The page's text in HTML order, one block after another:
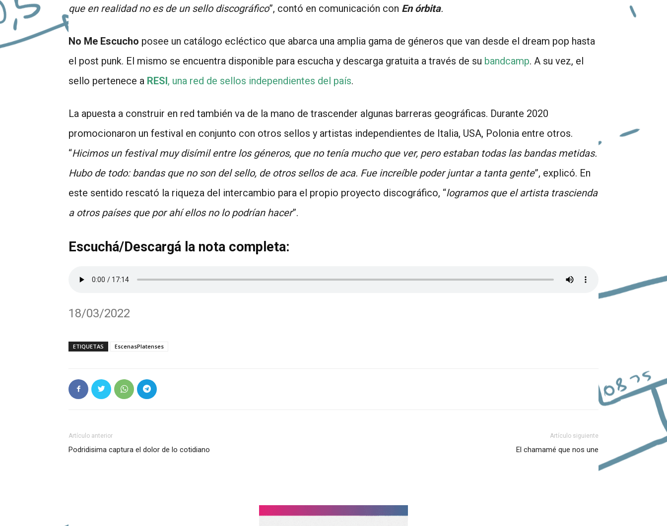
que en realidad no es de un sello discográfico”, contó en comunicación con En órbita.
No Me Escucho posee un catálogo ecléctico que abarca una amplia gama de géneros que van desde el dream pop hasta
el post punk. El mismo se encuentra disponible para escucha y descarga gratuita a través de su bandcamp. A su vez, el
sello pertenece a RESI, una red de sellos independientes del país.
La apuesta a construir en red también va de la mano de trascender algunas barreras geográficas. Durante 2020
promocionaron un festival en conjunto con otros sellos y artistas independientes de Italia, USA, Polonia entre otros.
“Hicimos un festival muy disímil entre los géneros, que no tenía mucho que ver, pero estaban todas las bandas metidas.
Hubo de todo: bandas que no son del sello, de otros sellos de aca. Fue increíble poder juntar a tanta gente”, explicó. En
este sentido rescató la riqueza del intercambio para el propio proyecto discográfico, “logramos que el artista trascienda
a otros países que por ahí ellos no lo podrían hacer”.
Escuchá/Descargá la nota completa:
18/03/2022
ETIQUETAS EscenasPlatenses
Artículo anterior
Podridisima captura el dolor de lo cotidiano
Artículo siguiente
El chamamé que nos une